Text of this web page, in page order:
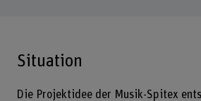
Situation
Die Projektidee der Musik-Spitex